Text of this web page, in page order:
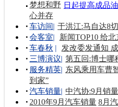
日起提高成品
梦想和野
心并存
车访间| 于洪江:马自达8
会客室|
新闻TOP10 给
车春秋 |
发改委发通知
三博演议| 第五回:博士哪
服务精英| 东风乘用车曹
到家”
汽车销量| 中汽协:9月销
2010年9月汽车销量 8月